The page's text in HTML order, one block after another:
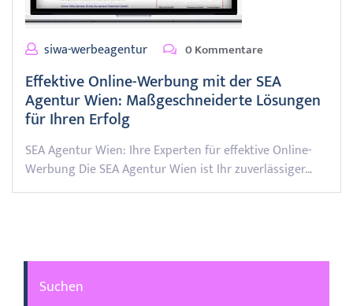
siwa-werbeagentur 0 Kommentare
Effektive Online-Werbung mit der SEA
Agentur Wien: Maßgeschneiderte Lösungen
für Ihren Erfolg
SEA Agentur Wien: Ihre Experten für effektive Online-
Werbung Die SEA Agentur Wien ist Ihr zuverlässiger…
Suchen